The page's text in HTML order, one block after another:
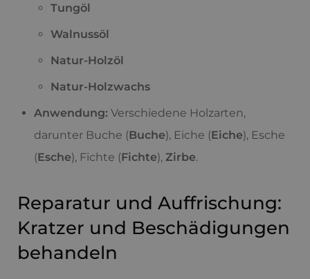
Tungöl
Walnussöl
Natur-Holzöl
Natur-Holzwachs
Anwendung: Verschiedene Holzarten,
darunter Buche (Buche), Eiche (Eiche), Esche
(Esche), Fichte (Fichte), Zirbe.
Reparatur und Auffrischung:
Kratzer und Beschädigungen
behandeln